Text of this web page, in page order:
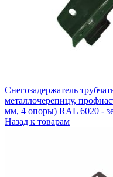
Снегозадержатель
металлочерепицу,
мм, 4 опоры) RAL 6020 -
Назад к товарам